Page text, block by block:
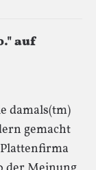
auf
damals(tm)
gemacht